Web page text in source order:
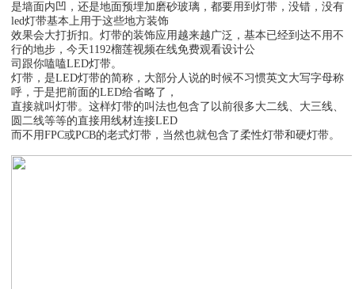
是墙面内凹，还是地面预埋加磨砂玻璃，都要用到灯带，没错，没有
led灯带基本上用于这些地方装饰
效果会大打折扣。灯带的装饰应用越来越广泛，基本已经到达不用不
行的地步，今天1192榴莲视频在线免费观看设计公
司跟你嗑嗑LED灯带。
灯带，是LED灯带的简称，大部分人说的时候不习惯英文大写字母称
呼，于是把前面的LED给省略了，
直接就叫灯带。这样灯带的叫法也包含了以前很多大二线、大三线、
圆二线等等的直接用线材连接LED
而不用FPC或PCB的老式灯带，当然也就包含了柔性灯带和硬灯带。